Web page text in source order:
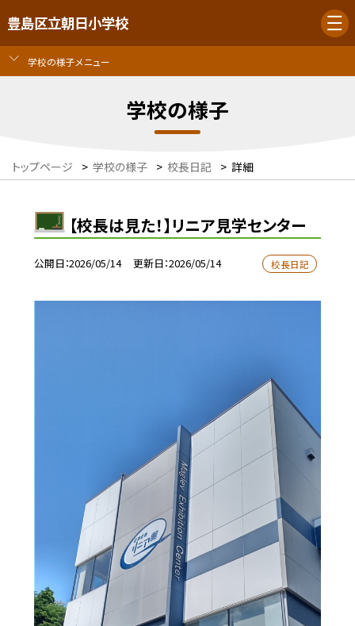
豊島区立朝日小学校
学校の様子メニュー
学校の様子
トップページ > 学校の様子 > 校長日記 > 詳細
【校長は見た！】リニア見学センター
公開日 2026/05/14 更新日 2026/05/14 校長日記